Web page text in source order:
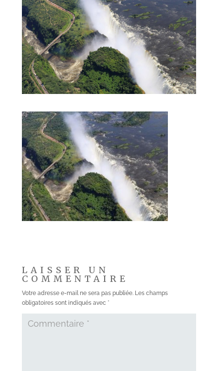
LAISSER UN
COMMENTAIRE
Votre adresse e-mail ne sera pas publiée. Les champs
obligatoires sont indiqués avec *